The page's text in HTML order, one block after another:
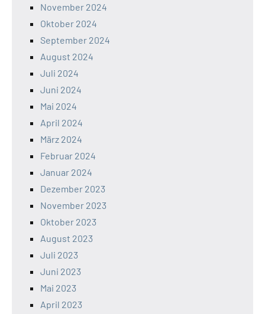
November 2024
Oktober 2024
September 2024
August 2024
Juli 2024
Juni 2024
Mai 2024
April 2024
März 2024
Februar 2024
Januar 2024
Dezember 2023
November 2023
Oktober 2023
August 2023
Juli 2023
Juni 2023
Mai 2023
April 2023